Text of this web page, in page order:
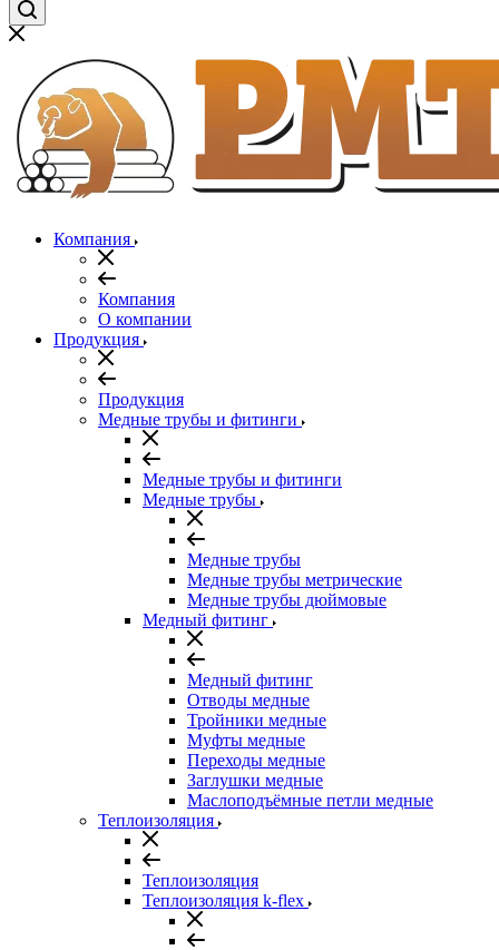
Компания
Компания
О компании
Продукция
Продукция
Медные трубы и фитинги
Медные трубы и фитинги
Медные трубы
Медные трубы
Медные трубы метрические
Медные трубы дюймовые
Медный фитинг
Медный фитинг
Отводы медные
Тройники медные
Муфты медные
Переходы медные
Заглушки медные
Маслоподъёмные петли медные
Теплоизоляция
Теплоизоляция
Теплоизоляция k-flex